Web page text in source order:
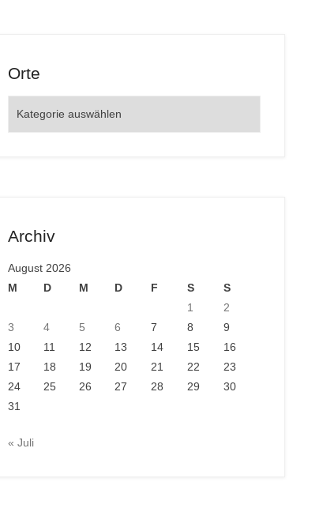
Orte
Archiv
August 2026
M
D M D F S
S
1
2
3
4 5 6 7 8
9
10
11 12 13 14 15
16
17
18 19 20 21 22
23
24
25 26 27 28 29
30
31
« Juli